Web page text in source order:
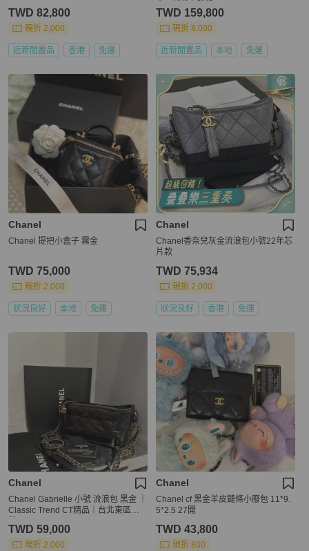
TWD 82,800
現折 2,000
近新閒置品 香港 免運
TWD 159,800
現折 8,000
近新閒置品 本地 免運
Chanel
Chanel 提把小盒子 霧金
TWD 75,000
現折 2,000
狀況良好 本地 免運
Chanel
Chanel香奈兒灰金流浪包小號22年芯
片款
TWD 75,934
現折 2,000
狀況良好 香港 免運
Chanel
Chanel Gabrielle 小號 流浪包 黑金 ｜
Classic Trend CT精品｜台北東區實
TWD 59,000
現折 2,000
Chanel
Chanel cf 黑金羊皮鏈條小廢包 11*9.
5*2.5 27開
TWD 43,800
現折 800